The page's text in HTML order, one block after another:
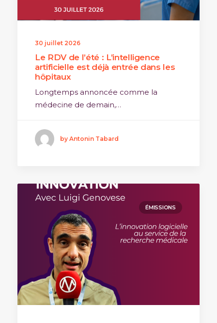
30 juillet 2026
Le RDV de l’été : L’intelligence
artificielle est déjà entrée dans les
hôpitaux
Longtemps annoncée comme la
médecine de demain,…
by Antonin Tabard
ÉMISSIONS